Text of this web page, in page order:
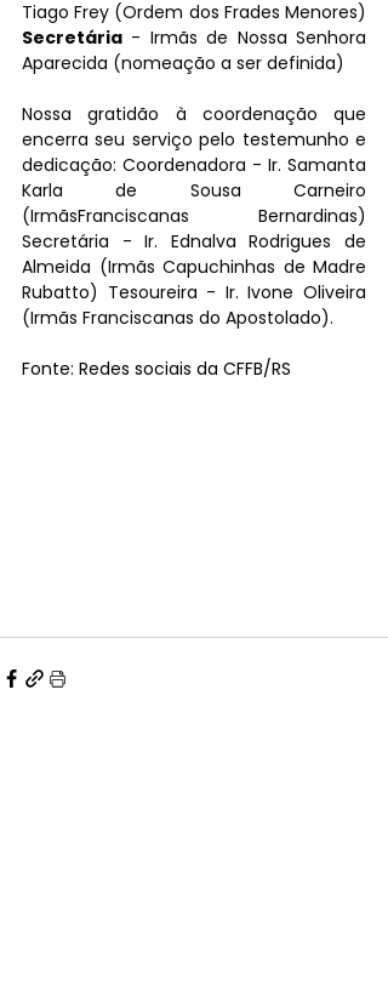
Secretária - Irmãs de Nossa Senhora
Aparecida (nomeação a ser definida)
Nossa gratidão à coordenação que
encerra seu serviço pelo testemunho e
dedicação: Coordenadora - Ir. Samanta
Karla de Sousa Carneiro
(IrmãsFranciscanas Bernardinas)
Secretária - Ir. Ednalva Rodrigues de
Almeida (Irmãs Capuchinhas de Madre
Rubatto) Tesoureira - Ir. Ivone Oliveira
(Irmãs Franciscanas do Apostolado).
Fonte: Redes sociais da CFFB/RS